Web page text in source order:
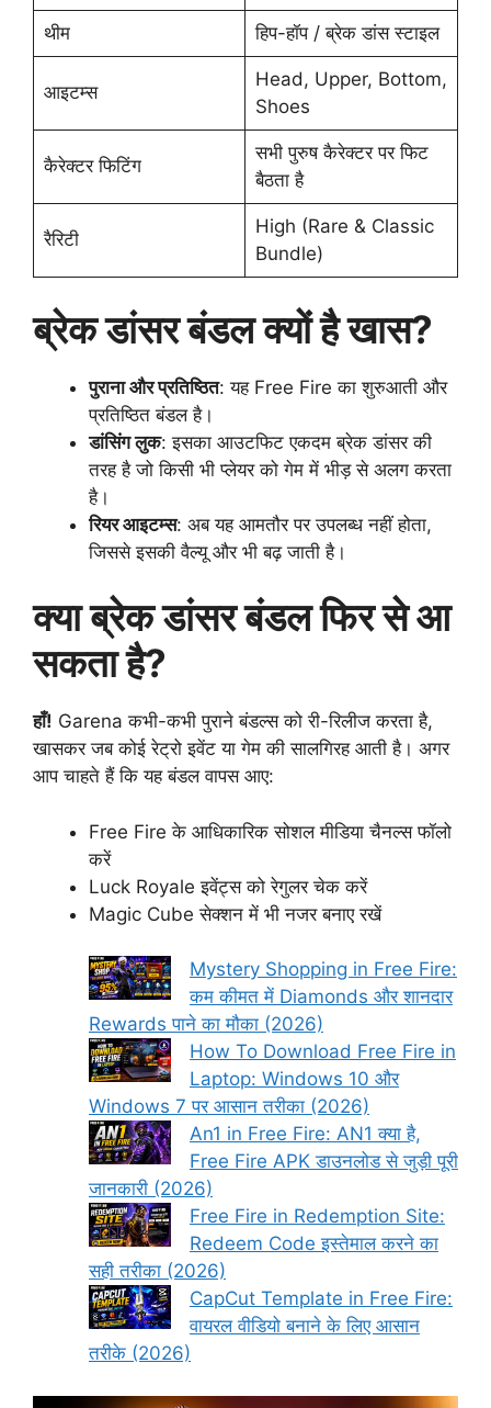
थीम हिप-हॉप / ब्रेक डांस स्टाइल
आइटम्स
Head, Upper, Bottom,
Shoes
कैरेक्टर फिटिंग
सभी पुरुष कैरेक्टर पर फिट
बैठता है
रैरिटी
High (Rare & Classic
Bundle)
ब्रेक डांसर बंडल क्यों है खास?
पुराना और प्रतिष्ठित: यह Free Fire का शुरुआती और
प्रतिष्ठित बंडल है।
डांसिंग लुक: इसका आउटफिट एकदम ब्रेक डांसर की
तरह है जो किसी भी प्लेयर को गेम में भीड़ से अलग करता
है।
रियर आइटम्स: अब यह आमतौर पर उपलब्ध नहीं होता,
जिससे इसकी वैल्यू और भी बढ़ जाती है।
क्या ब्रेक डांसर बंडल फिर से आ
सकता है?
हाँ! Garena कभी-कभी पुराने बंडल्स को री-रिलीज करता है,
खासकर जब कोई रेट्रो इवेंट या गेम की सालगिरह आती है। अगर
आप चाहते हैं कि यह बंडल वापस आए:
Free Fire के आधिकारिक सोशल मीडिया चैनल्स फॉलो
करें
Luck Royale इवेंट्स को रेगुलर चेक करें
Magic Cube सेक्शन में भी नजर बनाए रखें
Mystery Shopping in Free Fire:
कम कीमत में Diamonds और शानदार
Rewards पाने का मौका (2026)
How To Download Free Fire in
Laptop: Windows 10 और
Windows 7 पर आसान तरीका (2026)
An1 in Free Fire: AN1 क्या है,
Free Fire APK डाउनलोड से जुड़ी पूरी
जानकारी (2026)
Free Fire in Redemption Site:
Redeem Code इस्तेमाल करने का
सही तरीका (2026)
CapCut Template in Free Fire:
वायरल वीडियो बनाने के लिए आसान
तरीके (2026)